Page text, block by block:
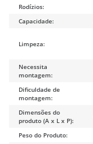
Rodízios:
Capacidade:
Limpeza:
Necessita
montagem:
Dificuldade de
montagem:
Dimensões do
produto (A x L x P):
Peso do Produto: